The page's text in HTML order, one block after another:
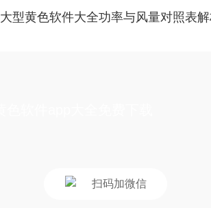
大型黄色软件大全功率与风量对照表
扫码加微信